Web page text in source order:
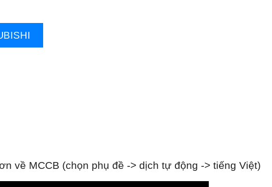
về MCCB (chọn phụ đề -> dịch tự động -> tiếng Việt)